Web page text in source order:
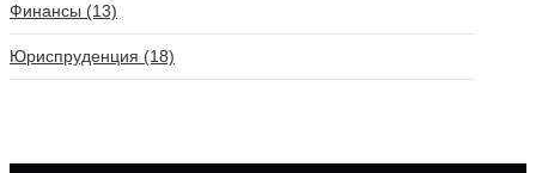
Финансы (13)
Юриспруденция (18)